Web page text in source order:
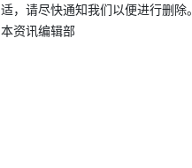
适，请尽快通知我们以便进行删除。
本资讯编辑部